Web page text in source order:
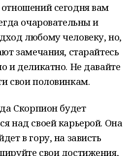
сегодня вам
очаровательны и
любому человеку, но,
замечания, старайтесь
и деликатно. Не давайте
свои половинкам.
Скорпион будет
над своей карьерой. Она
в гору, на зависть
свои достижения,